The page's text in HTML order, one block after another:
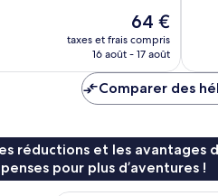
Le
nouveau
prix
de
64 €
64 €
taxes et frais compris
16 août - 17 août
Comparer des
réductions et les avantages
pour plus d’aventures !